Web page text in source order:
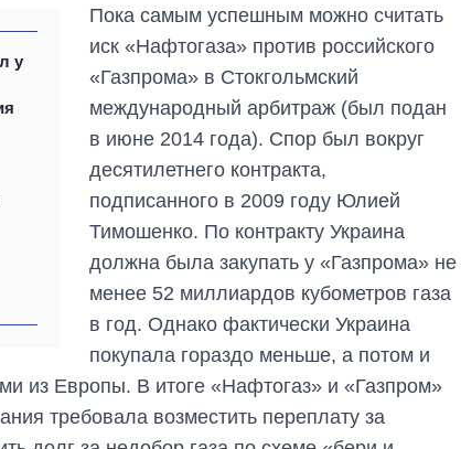
у
Пока самым успешным можно считать
иск «Нафтогаза» против российского
«Газпрома» в Стокгольмский
международный арбитраж (был подан
в июне 2014 года). Спор был вокруг
десятилетнего контракта,
подписанного в 2009 году Юлией
Тимошенко. По контракту Украина
должна была закупать у «Газпрома» не
менее 52 миллиардов кубометров газа
в год. Однако фактически Украина
покупала гораздо меньше, а потом и
из Европы. В итоге «Нафтогаз» и «Газпром»
требовала возместить переплату за